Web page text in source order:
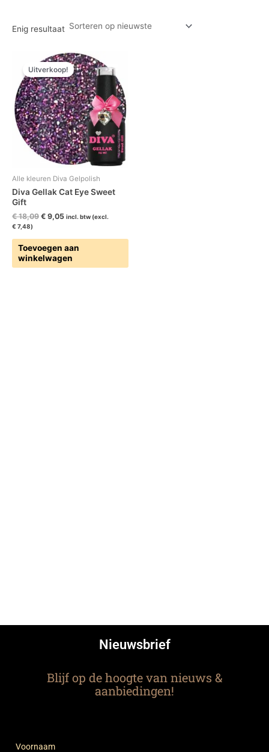
Enig resultaat
Uitverkoop!
Alle kleuren Diva Gelpolish
Diva Gellak Cat Eye Sweet
Gift
€18,09
Oorspronkelijke
prijs
was:
€ 18,09.
€ 9,05
Huidige
prijs
is:
€ 9,05.
incl. btw (excl.
€ 7,48)
Toevoegen aan
winkelwagen
Nieuwsbrief
Blijf op de hoogte van nieuws &
aanbiedingen!
Voornaam